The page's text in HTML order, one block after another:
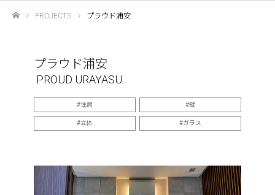
PROJECTS プラウド浦安
プラウド浦安
PROUD URAYASU
住居 壁
立体 ガラス